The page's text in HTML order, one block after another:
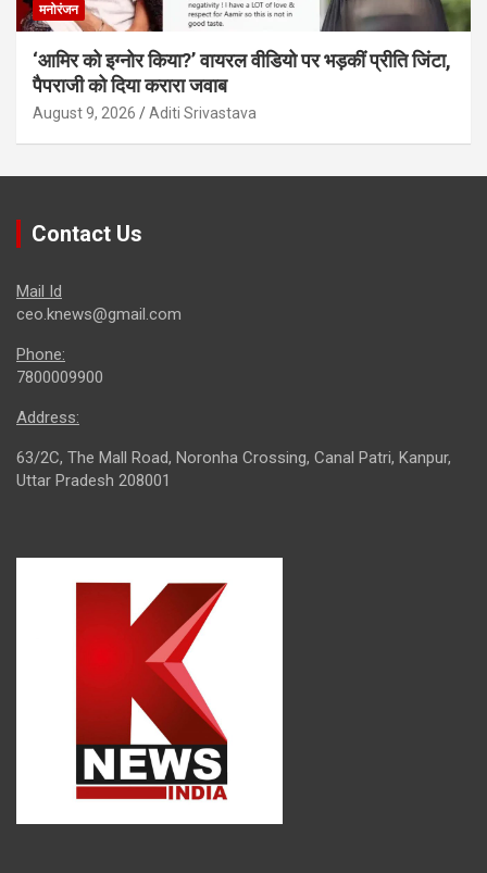
मनोरंजन
‘आमिर को इग्नोर किया?’ वायरल वीडियो पर भड़कीं प्रीति जिंटा,
पैपराजी को दिया करारा जवाब
August 9, 2026 Aditi Srivastava
Contact Us
Mail Id
ceo.knews@gmail.com
Phone:
7800009900
Address:
63/2C, The Mall Road, Noronha Crossing, Canal Patri, Kanpur,
Uttar Pradesh 208001